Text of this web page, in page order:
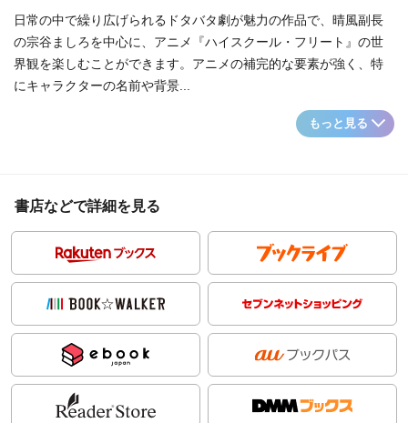
日常の中で繰り広げられるドタバタ劇が魅力の作品で、晴風副長
の宗谷ましろを中心に、アニメ『ハイスクール・フリート』の世
界観を楽しむことができます。アニメの補完的な要素が強く、特
にキャラクターの名前や背景...
もっと見る
書店などで詳細を見る